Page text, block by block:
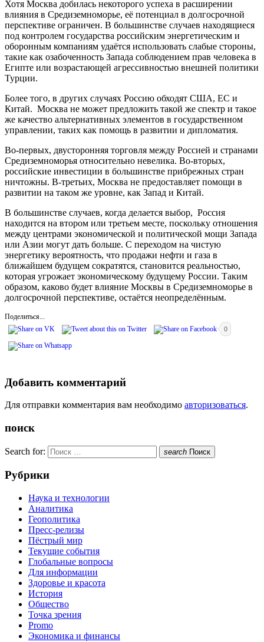
Хотя Москва добилась некоторого успеха в расширении
влияния в Средиземноморье, её потенциал в долгосрочной
перспективе ограничен. В большинстве случаев находящиеся
под контролем государства российским энергетическим и
оборонным компаниям удаётся использовать слабые стороны,
такие как озабоченность Запада соблюдением прав человека в
Египте или возрастающей агрессивностью внешней политики
Турции.
Более того, в других случаях Россию обходят США, ЕС и
Китай. Москва не может предложить такой же спектр и такое
же качество альтернативных элементов в государственном
управлении, таких как помощь в развитии и дипломатия.
Во-первых, двусторонняя торговля между Россией и странами
Средиземноморья относительно невелика. Во-вторых,
российские инвестиции в большинстве прибрежных стран
ничтожны. В-третьих, Москва не предоставляет помощи в
развитии на таком же уровне, как Запад и Китай.
В большинстве случаев, когда делается выбор, Россия
находится на втором или третьем месте, поскольку отношения
между центрами экономической и политической мощи Запада
или Азии могут дать больше. С переходом на чистую
энергетику вероятность, что продажи нефти и газа в
ближайшем будущем сократятся, становится реальностью,
которая угрожает экономическому будущему России. Таким
образом, каково будет влияние Москвы в Средиземноморье в
долгосрочной перспективе, остаётся неопределённым.
Поделиться...
0
Добавить комментарий
Для отправки комментария вам необходимо авторизоваться.
поиск
Search for: search Поиск
Рубрики
Наука и технологии
Аналитика
Геополитика
Пресс-релизы
Пёстрый мир
Текущие события
Глобальные вопросы
Для информации
Здоровье и красота
История
Общество
Точка зрения
Promo
Экономика и финансы